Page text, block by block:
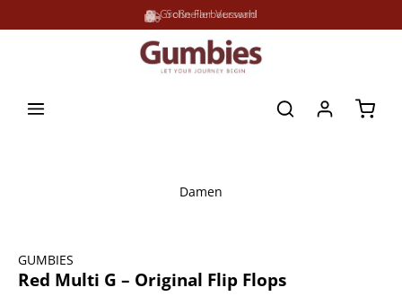
Schneller Versand
Große Farbauswahl
Damen
GUMBIES
Red Multi G – Original Flip Flops